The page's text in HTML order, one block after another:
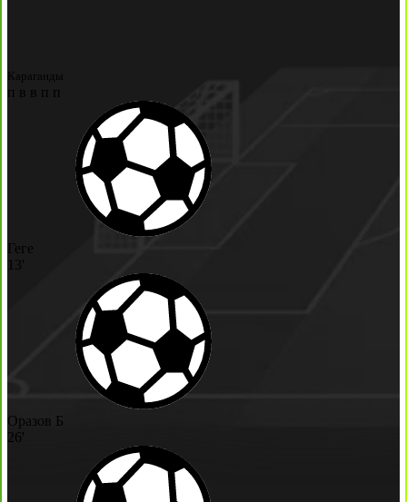
Караганды
п в в п п
Геге
13'
Оразов Б
26'